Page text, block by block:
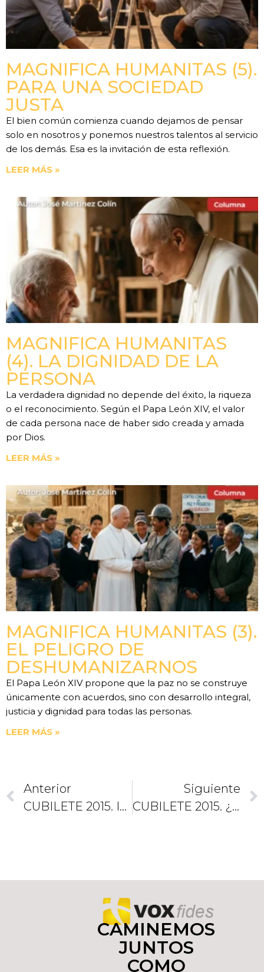
MAGNIFICA HUMANITAS (5).
PARA UNA SOCIEDAD
JUSTA
El bien común comienza cuando dejamos de pensar
solo en nosotros y ponemos nuestros talentos al servicio
de los demás. Esa es la invitación de esta reflexión.
LEER MÁS »
MAGNIFICA HUMANITAS
(4). LA DIGNIDAD DE LA
PERSONA
La verdadera dignidad no depende del éxito, la riqueza
o el reconocimiento. Según el Papa León XIV, el valor
de cada persona nace de haber sido creada y amada
por Dios.
LEER MÁS »
MAGNIFICA HUMANITAS (3).
EL PELIGRO DE
DESHUMANIZARNOS
El Papa León XIV propone que la paz no se construye
únicamente con acuerdos, sino con desarrollo integral,
justicia y dignidad para todas las personas.
LEER MÁS »
Anterior
CUBILETE 2015. Invita El Nuncio Apostólico A Jóvenes A Cristo Rey
Siguiente
CUBILETE 2015. ¿Porqué Justicia Y Paz?
CAMINEMOS
JUNTOS
COMO